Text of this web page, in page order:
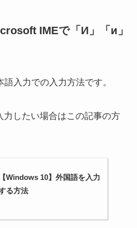
IMEで「И」「и」
入力での入力方法です。
力したい場合はこの記事の方
【Windows 10】外国語を入力
る方法